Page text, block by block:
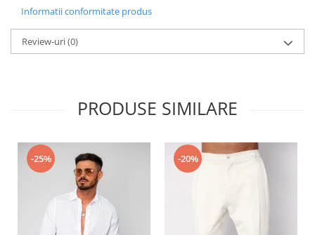
Informatii conformitate produs
Review-uri(0)
PRODUSE SIMILARE
-25% -20%